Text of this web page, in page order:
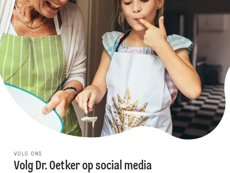
VOLG ONS
Volg Dr. Oetker op social media